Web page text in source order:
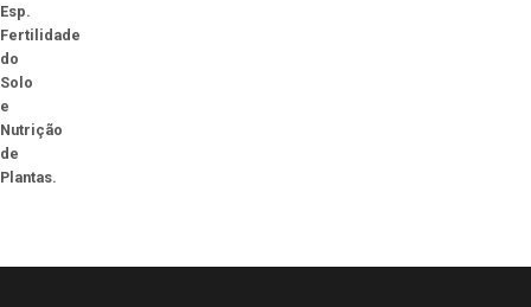
Esp.
Fertilidade
do
Solo
e
Nutrição
de
Plantas.